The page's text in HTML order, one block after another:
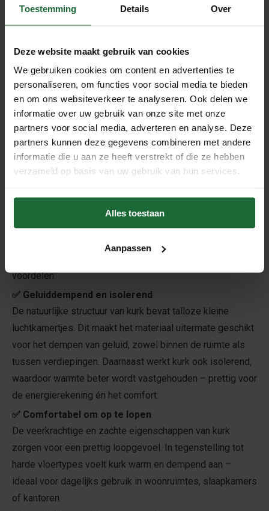
Toestemming Details Over
Deze website maakt gebruik van cookies
We gebruiken cookies om content en advertenties te
personaliseren, om functies voor social media te bieden
en om ons websiteverkeer te analyseren. Ook delen we
informatie over uw gebruik van onze site met onze
partners voor social media, adverteren en analyse. Deze
partners kunnen deze gegevens combineren met andere
informatie die u aan ze heeft verstrekt of die ze hebben
verzameld op basis van uw gebruik van hun services.
Alles toestaan
Aanpassen
je profiteert van alle functionele voordelen van kurk.
draagkracht
Kurk is van nature veerkrachtig en drukbestendig. Zelfs
wanneer je zware meubels plaatst, zoals een massieve
kast of een grote eettafel, herstelt de vloer zich
grotendeels in zijn oorspronkelijke vorm. Je hoeft je dus
geen zorgen te maken over blijvende deuken. Zoals bij
elke vloer kunnen er wel lichte gebruikssporen ontstaan,
maar kurk gaat verrassend goed om met drukbelasting.
De voordelen van een gekleurde kurk plakvloer
Gekleurde kurk plakvloeren met kurkfineer bieden niet
alleen een onderscheidend design, maar zijn ook
voordelen:
✅ Geluiddempend en isolerend
De natuurlijke structuur van kurk bevat talloze kleine
luchtkamertjes. Dit maakt het materiaal uitermate geschikt
voor het dempen van geluid, zowel binnen de ruimte als
tussen verdiepingen. Daarnaast werkt kurk ook isolerend,
waardoor warmte beter wordt vastgehouden – prettig voor
de energierekening én het comfort.
✅ Comfortabel om op te lopen
De veerkrachtige en zachte eigenschappen van kurk
zorgen voor een prettig loopgevoel. In tegenstelling tot
harde vloertypes voelt kurk warm en dempend aan –
ideaal voor dagelijks gebruik in woonruimtes, slaapkamers
of kantoren.